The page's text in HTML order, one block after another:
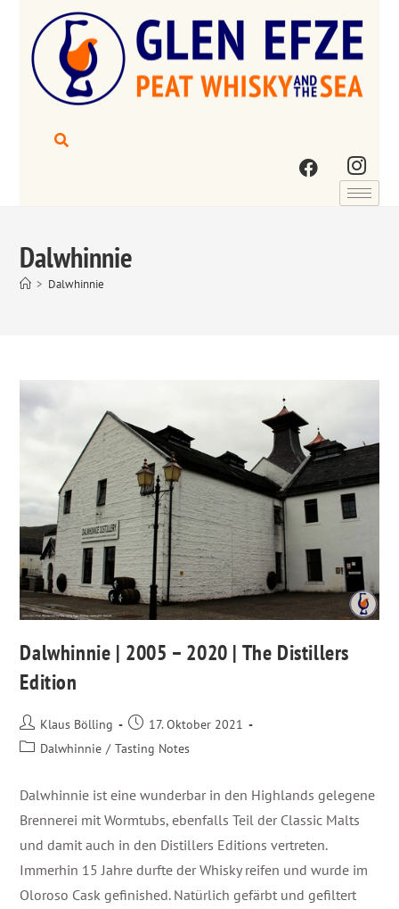
Dalwhinnie
> Dalwhinnie
Dalwhinnie | 2005 – 2020 | The Distillers
Edition
Klaus Bölling
17. Oktober 2021
Dalwhinnie / Tasting Notes
Dalwhinnie ist eine wunderbar in den Highlands gelegene
Brennerei mit Wormtubs, ebenfalls Teil der Classic Malts
und damit auch in den Distillers Editions vertreten.
Immerhin 15 Jahre durfte der Whisky reifen und wurde im
Oloroso Cask gefinished. Natürlich gefärbt und gefiltert